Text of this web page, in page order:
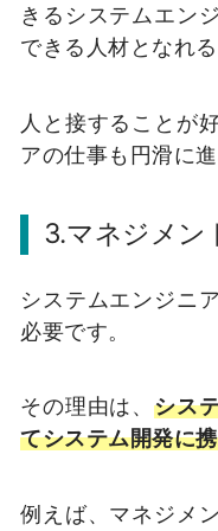
きるシステムエン
できる人材となれる
人と接することが
アの仕事も円滑に
3.マネジメン
システムエンジニ
必要です。
その理由は、 シス
てシステム開発に
例えば、マネジメ